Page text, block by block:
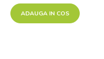
ADAUGA IN COS